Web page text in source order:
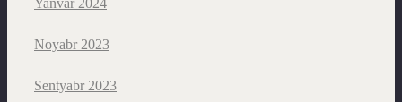
Yanvar 2024
Noyabr 2023
Sentyabr 2023